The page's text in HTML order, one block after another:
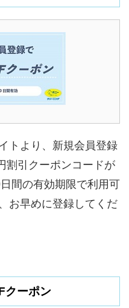
トより、新規会員登録
割引クーポンコードが
間の有効期限で利用可
お早めに登録してくだ
クーポン